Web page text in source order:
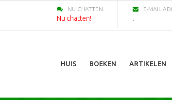
NU CHATTEN
Nu chatten!
E-MAIL
.
HUIS BOEKEN ARTIKELEN